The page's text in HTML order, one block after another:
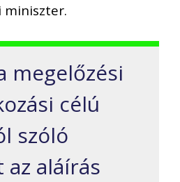
miniszter.
megelőzési
célú
szóló
aláírás